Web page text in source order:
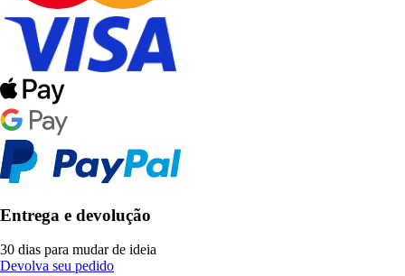
Entrega e devolução
30 dias para mudar de ideia
Devolva seu pedido